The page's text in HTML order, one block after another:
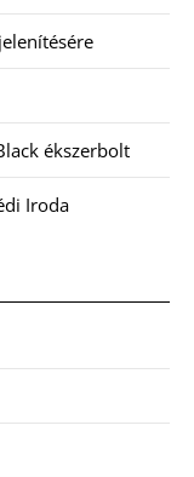
ékszerbolt
Iroda